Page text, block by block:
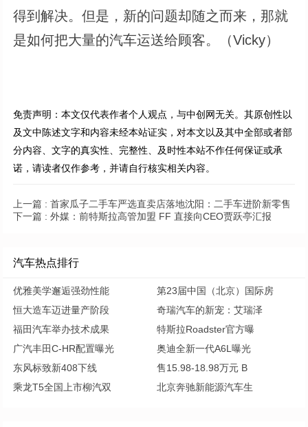
得到解决。但是，新的问题却随之而来，那就
是如何把大量的汽车运送给顾客。（Vicky）
免责声明：本文仅代表作者个人观点，与中创网无关。其原创性以
及文中陈述文字和内容未经本站证实，对本文以及其中全部或者部
分内容、文字的真实性、完整性、及时性本站不作任何保证或承
诺，请读者仅作参考，并请自行核实相关内容。
上一篇 : 首家瓜子二手车严选直卖店落地沈阳：二手车进阶新零售
下一篇 : 外媒：前特斯拉高管加盟 FF 直接向CEO贾跃亭汇报
汽车热点排行
优雅美学邂逅强劲性能
第23届中国（北京）国际房
恒大造车迈进量产阶段
奇瑞汽车的新宠：艾瑞泽
福田汽车举办技术成果
特斯拉Roadster官方曝
广汽丰田C-HR配置曝光
奥迪全新一代A6L曝光
东风标致新408下线
售15.98-18.98万元 B
乘龙T5全国上市柳汽双
北京奔驰新能源汽车生